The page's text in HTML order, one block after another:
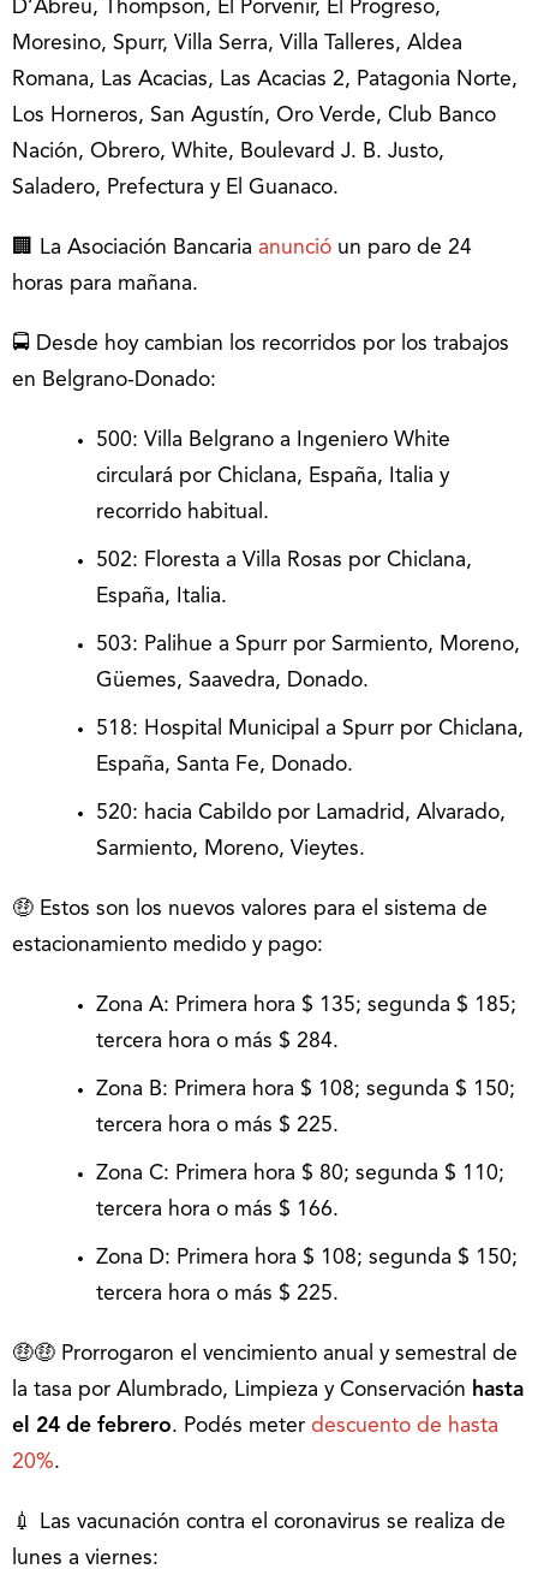
D’Abreu, Thompson, El Porvenir, El Progreso,
Moresino, Spurr, Villa Serra, Villa Talleres, Aldea
Romana, Las Acacias, Las Acacias 2, Patagonia Norte,
Los Horneros, San Agustín, Oro Verde, Club Banco
Nación, Obrero, White, Boulevard J. B. Justo,
Saladero, Prefectura y El Guanaco.
🏢 La Asociación Bancaria anunció un paro de 24
horas para mañana.
🚍 Desde hoy cambian los recorridos por los trabajos
en Belgrano-Donado:
500: Villa Belgrano a Ingeniero White
circulará por Chiclana, España, Italia y
recorrido habitual.
502: Floresta a Villa Rosas por Chiclana,
España, Italia.
503: Palihue a Spurr por Sarmiento, Moreno,
Güemes, Saavedra, Donado.
518: Hospital Municipal a Spurr por Chiclana,
España, Santa Fe, Donado.
520: hacia Cabildo por Lamadrid, Alvarado,
Sarmiento, Moreno, Vieytes.
🤑 Estos son los nuevos valores para el sistema de
estacionamiento medido y pago:
Zona A: Primera hora $ 135; segunda $ 185;
tercera hora o más $ 284.
Zona B: Primera hora $ 108; segunda $ 150;
tercera hora o más $ 225.
Zona C: Primera hora $ 80; segunda $ 110;
tercera hora o más $ 166.
Zona D: Primera hora $ 108; segunda $ 150;
tercera hora o más $ 225.
🤑🤑 Prorrogaron el vencimiento anual y semestral de
la tasa por Alumbrado, Limpieza y Conservación hasta
el 24 de febrero. Podés meter descuento de hasta
20%.
💉 Las vacunación contra el coronavirus se realiza de
lunes a viernes: